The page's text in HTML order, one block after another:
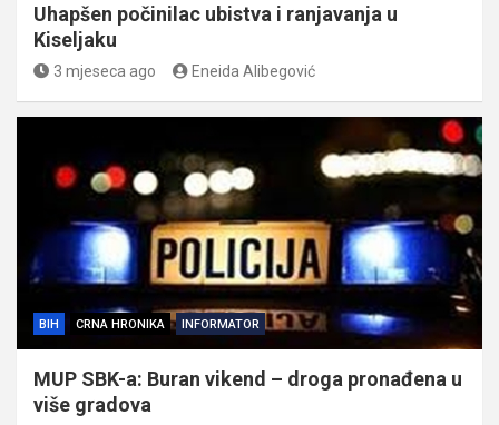
Uhapšen počinilac ubistva i ranjavanja u
Kiseljaku
3 mjeseca ago Eneida Alibegović
BIH CRNA HRONIKA INFORMATOR
MUP SBK-a: Buran vikend – droga pronađena u
više gradova